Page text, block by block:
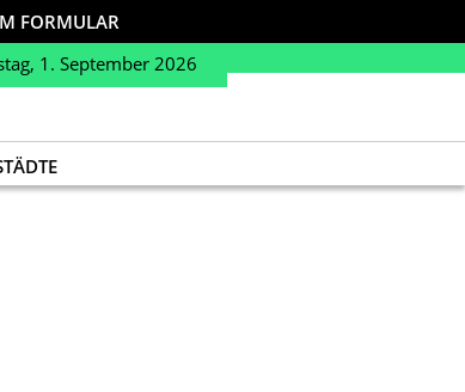
FORMULAR
1. September 2026